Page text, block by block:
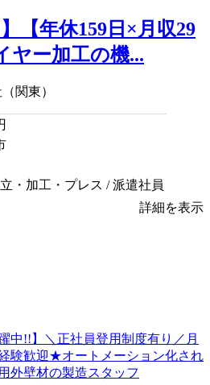
】【年休159日×月収29
ヤー加工の機...
関東）
・加工・プレス / 派遣社員
詳細を表示